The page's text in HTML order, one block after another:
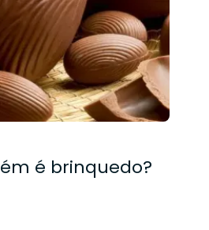
é brinquedo?